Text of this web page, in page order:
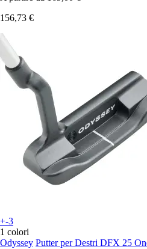
156,73 €
+-3
1 colori
Odyssey Putter per Destri DFX 25